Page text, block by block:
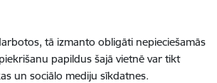
tā izmanto obligāti nepieciešamās
papildus šajā vietnē var tikt
un sociālo mediju sīkdatnes.